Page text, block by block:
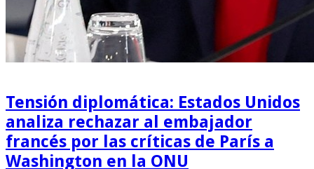
Tensión diplomática: Estados Unidos
analiza rechazar al embajador
francés por las críticas de París a
Washington en la ONU